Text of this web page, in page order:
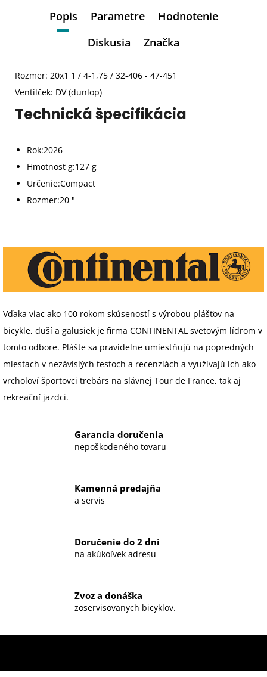
Popis Parametre
Hodnotenie
Diskusia
Značka
Rozmer: 20x1 1 / 4-1,75 / 32-406 - 47-451
Ventilček: DV (dunlop)
Technická špecifikácia
Rok:2026
Hmotnosť g:127 g
Určenie:Compact
Rozmer:20 "
Vďaka viac ako 100 rokom skúseností s výrobou plášťov na
bicykle, duší a galusiek je firma CONTINENTAL svetovým lídrom v
tomto odbore. Plášte sa pravidelne umiestňujú na popredných
miestach v nezávislých testoch a recenziách a využívajú ich ako
vrcholoví športovci trebárs na slávnej Tour de France, tak aj
rekreační jazdci.
Garancia doručenia
nepoškodeného tovaru
Kamenná predajňa
a servis
Doručenie do 2 dní
na akúkoľvek adresu
Zvoz a donáška
zoservisovanych bicyklov.